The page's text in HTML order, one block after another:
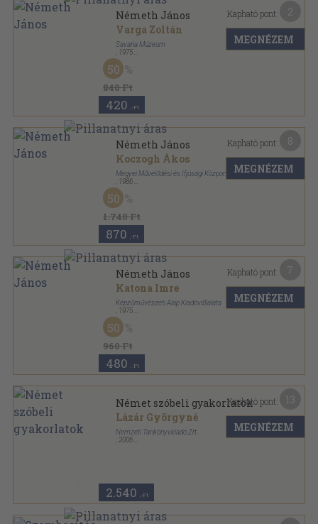
Németh János
Varga Zoltán
Savaria Múzeum
1975
Tűzött kötés
Vas megyei Múzeumok Katalógusai sorozat
840 Ft
50
420 ,-Ft
Kapható pont:
MEGNÉZEM
Németh János
Koczogh Ákos
Megyei Művelődési és Ifjúsági Központ
1986
Ragasztott papírkötés
1.740 Ft
50
870 ,-Ft
Kapható pont:
MEGNÉZEM
Németh János
Katona Imre
Képzőművészeti Alap Kiadóvállalata
1975
Varrott keménykötés
Mai Magyar Művészet sorozat
960 Ft
50
480 ,-Ft
Kapható pont:
MEGNÉZEM
Német szóbeli gyakorlatok
Lázár Györgyné
Nemzeti Tankönyvkiadó Zrt.
2006
2.540 ,-Ft
Kapható pont:
MEGNÉZEM